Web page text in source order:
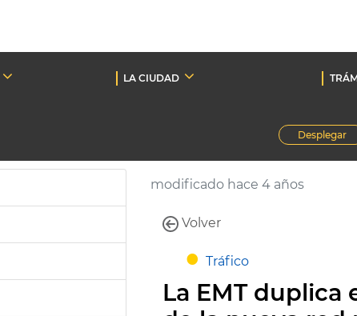
LA CIUDAD
Desplegar
modificado hace 4 años
Volver
Tráfico
La EMT duplica